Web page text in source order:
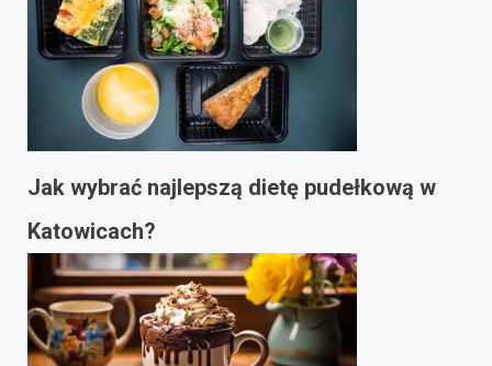
Jak wybrać najlepszą dietę pudełkową w
Katowicach?